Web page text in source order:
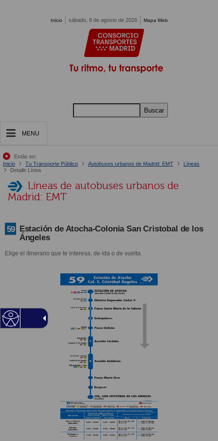
Inicio sábado, 8 de agosto de 2026 Mapa Web
Buscar
MENU
Estás en:
Inicio
Tu Transporte Público Autobuses urbanos de Madrid: EMT
Líneas
Detalle Línea
Líneas de autobuses urbanos de
Madrid: EMT
59 Estación de Atocha-Colonia San Cristobal de los
Ángeles
Elige el itinerario que te interesa, de ida o de vuelta.